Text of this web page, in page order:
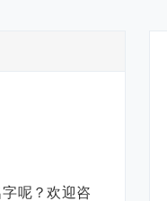
呢？欢迎咨